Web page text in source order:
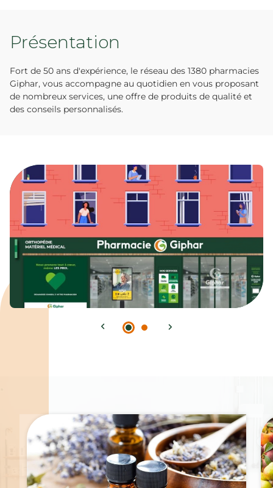
Présentation
Fort de 50 ans d'expérience, le réseau des 1380 pharmacies
Giphar, vous accompagne au quotidien en vous proposant
de nombreux services, une offre de produits de qualité et
des conseils personnalisés.